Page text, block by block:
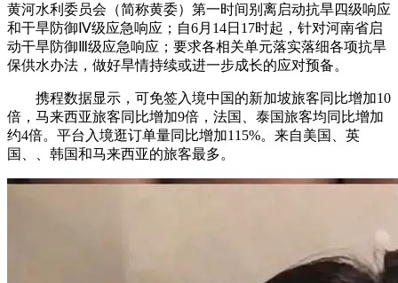
黄河水利委员会（简称黄委）第一时间别离启动抗旱四级响应
和干旱防御Ⅳ级应急响应；自6月14日17时起，针对河南省启
动干旱防御Ⅲ级应急响应；要求各相关单元落实落细各项抗旱
保供水办法，做好旱情持续或进一步成长的应对预备。
携程数据显示，可免签入境中国的新加坡旅客同比增加10
倍，马来西亚旅客同比增加9倍，法国、泰国旅客均同比增加
约4倍。平台入境逛订单量同比增加115%。来自美国、英
国、、韩国和马来西亚的旅客最多。